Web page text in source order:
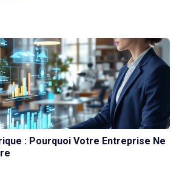
: Pourquoi Votre Entreprise Ne